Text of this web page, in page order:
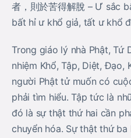
者，則於苦得解脫 – Ư sắc
bất hỉ ư khổ giả, tất ư khổ
Trong giáo lý nhà Phật, Tứ
nhiệm Khổ, Tập, Diệt, Đạo,
người Phật tử muốn có
phải tìm hiểu. Tập tức là
đó là sự thật thứ hai cần
chuyển hóa. Sự thật thứ